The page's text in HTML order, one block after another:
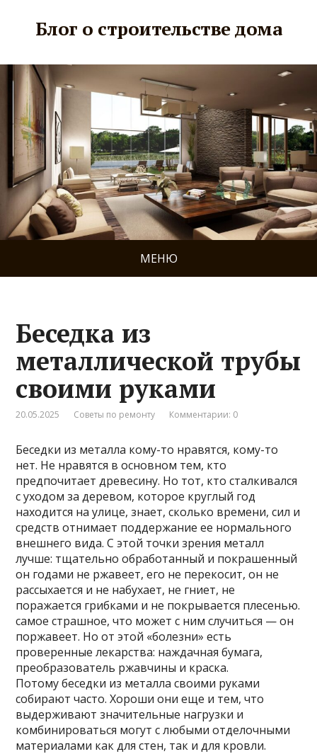
Блог о строительстве дома
МЕНЮ
Беседка из
металлической трубы
своими руками
20.05.2025 Советы по ремонту Комментарии: 0
Беседки из металла кому-то нравятся, кому-то
нет. Не нравятся в основном тем, кто
предпочитает древесину. Но тот, кто сталкивался
с уходом за деревом, которое круглый год
находится на улице, знает, сколько времени, сил и
средств отнимает поддержание ее нормального
внешнего вида. С этой точки зрения металл
лучше: тщательно обработанный и покрашенный
он годами не ржавеет, его не перекосит, он не
рассыхается и не набухает, не гниет, не
поражается грибками и не покрывается плесенью.
самое страшное, что может с ним случиться — он
поржавеет. Но от этой «болезни» есть
проверенные лекарства: наждачная бумага,
преобразователь ржавчины и краска.
Потому беседки из металла своими руками
собирают часто. Хороши они еще и тем, что
выдерживают значительные нагрузки и
комбинироваться могут с любыми отделочными
материалами как для стен, так и для кровли.